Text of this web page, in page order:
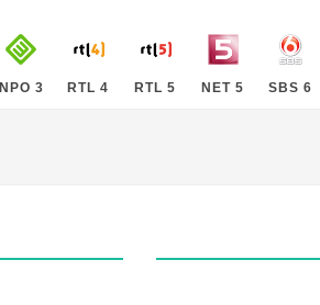
NPO 3 RTL 4 RTL 5 NET 5 SBS 6